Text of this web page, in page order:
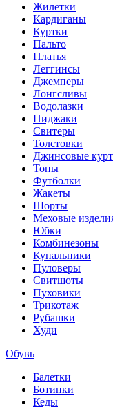
Жилетки
Кардиганы
Куртки
Пальто
Платья
Леггинсы
Джемперы
Лонгсливы
Водолазки
Пиджаки
Свитеры
Толстовки
Джинсовые
Топы
Футболки
Жакеты
Шорты
Меховые
Юбки
Комбинезоны
Купальники
Пуловеры
Свитшоты
Пуховики
Трикотаж
Рубашки
Худи
Обувь
Балетки
Ботинки
Кеды